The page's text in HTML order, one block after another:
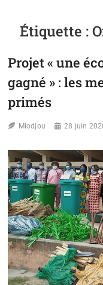
Étiquette :
Projet « une
gagné » : les
primés
Miodjou 28 juin